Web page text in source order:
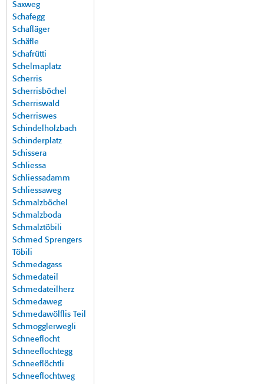
Saxweg
Schafegg
Schafläger
Schäfle
Schafrütti
Schelmaplatz
Scherris
Scherrisböchel
Scherriswald
Scherriswes
Schindelholzbach
Schinderplatz
Schissera
Schliessa
Schliessadamm
Schliessaweg
Schmalzböchel
Schmalzboda
Schmalztöbili
Schmed Sprengers
Töbili
Schmedagass
Schmedateil
Schmedateilherz
Schmedaweg
Schmedawölflis Teil
Schmogglerwegli
Schneeflocht
Schneeflochtegg
Schneeflöchtli
Schneeflochtweg